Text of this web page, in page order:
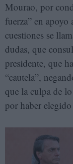
Mourao, por
fuerza” en apoyo
cuestiones se
dudas, que
presidente, que
“cautela”,
que la culpa de
por haber